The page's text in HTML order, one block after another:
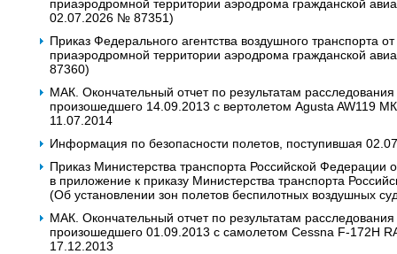
приаэродромной территории аэродрома гражданской
02.07.2026 № 87351)
Приказ Федерального агентства воздушного транспорта
приаэродромной территории аэродрома гражданской
87360)
МАК. Окончательный отчет по результатам
произошедшего 14.09.2013 с вертолетом Agusta AW119
11.07.2014
Информация по безопасности полетов, поступившая
Приказ Министерства транспорта Российской
в приложение к приказу Министерства транспорта
(Об установлении зон полетов беспилотных воздушных
МАК. Окончательный отчет по результатам
произошедшего 01.09.2013 с самолетом Cessna F-172H
17.12.2013